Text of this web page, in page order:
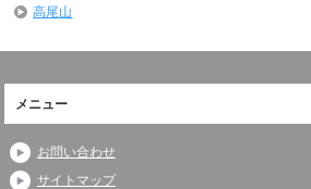
高尾山
メニュー
お問い合わせ
サイトマップ